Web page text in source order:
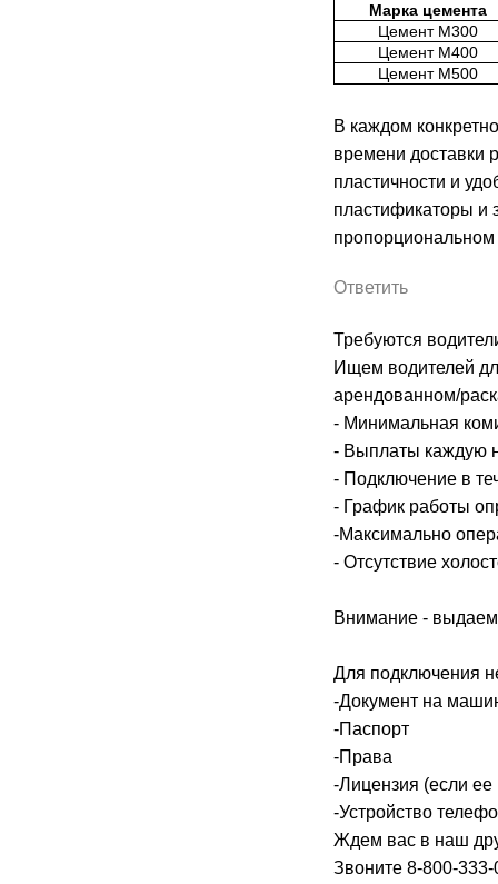
Марка цемента
Цемент М300
Цемент М400
Цемент М500
В каждом
времени доставки
пластичности и
пластификаторы и
Ответить
Требуются
Ищем водителей
арендованном/
- Минимальная
- Выплаты каждую
- Подключение в
- График работы
-Максимально
- Отсутствие
Внимание -
Для подключения
-Документ на
-Паспорт
-Права
-Лицензия (если
-Устройство
Ждем вас в наш
Звоните 8-800-333-